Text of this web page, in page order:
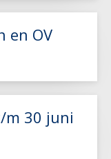
en OV
m 30 juni